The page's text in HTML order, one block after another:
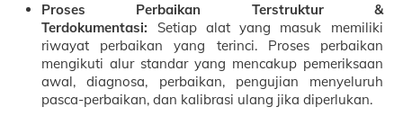
Proses Perbaikan Terstruktur &
Terdokumentasi: Setiap alat yang masuk memiliki
riwayat perbaikan yang terinci. Proses perbaikan
mengikuti alur standar yang mencakup pemeriksaan
awal, diagnosa, perbaikan, pengujian menyeluruh
pasca-perbaikan, dan kalibrasi ulang jika diperlukan.